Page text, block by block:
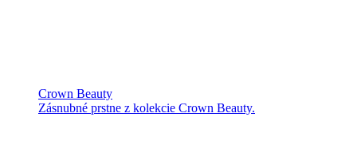
Crown Beauty
Zásnubné prstne z kolekcie Crown Beauty.